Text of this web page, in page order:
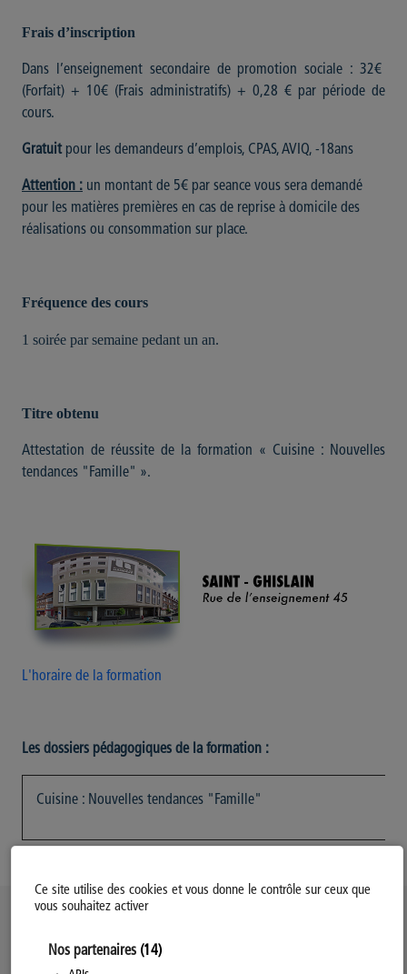
Ce site utilise des cookies et vous donne le contrôle sur ceux que
vous souhaitez activer
Nos partenaires (14)
Frais d’inscription
Dans l’enseignement secondaire de promotion sociale : 32€
(Forfait) + 10€ (Frais administratifs) + 0,28 € par période de
cours.
Gratuitpour les demandeurs d’emplois, CPAS, AVIQ, -18ans
Attention : un montant de 5€ par seance vous sera demandé
pour les matières premières en cas de reprise à domicile des
réalisations ou consommation sur place.
Fréquence des cours
1 soirée par semaine pedant un an.
Titre obtenu
Attestation de réussite de la formation « Cuisine : Nouvelles
tendances "Famille" ».
L'horaire de la formation
Les dossiers pédagogiques de la formation :
Cuisine : Nouvelles tendances "Famille"
Modifiez votre consentement